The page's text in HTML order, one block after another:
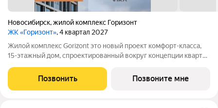
Новосибирск,жилой комплекс Горизонт
ЖК «Горизонт», 4 квартал 2027
Жилой комплекс Gorizont это новый проект комфорт-класса,
15-этажный дом, спроектированный вокруг концепции квартир
экспертами компании исходя из сценариев будущего
использования целевой
Позвонить Позвоните мне